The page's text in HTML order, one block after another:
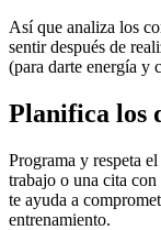
Así que analiza los
sentir después de
(para darte energía y
Planifica los
Programa y respeta
trabajo o una cita
te ayuda a
entrenamiento.